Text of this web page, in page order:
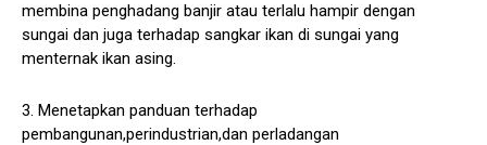
membina penghadang banjir atau terlalu hampir dengan
sungai dan juga terhadap sangkar ikan di sungai yang
menternak ikan asing.
3. Menetapkan panduan terhadap
pembangunan,perindustrian,dan perladangan